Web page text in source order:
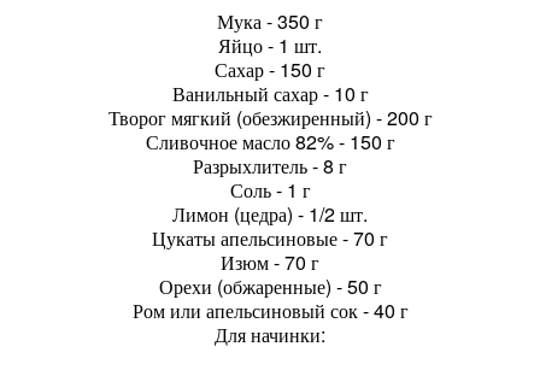
Мука - 350 г
Яйцо - 1 шт.
Сахар - 150 г
Ванильный сахар - 10 г
Творог мягкий (обезжиренный) - 200 г
Сливочное масло 82% - 150 г
Разрыхлитель - 8 г
Соль - 1 г
Лимон (цедра) - 1/2 шт.
Цукаты апельсиновые - 70 г
Изюм - 70 г
Орехи (обжаренные) - 50 г
Ром или апельсиновый сок - 40 г
Для начинки: